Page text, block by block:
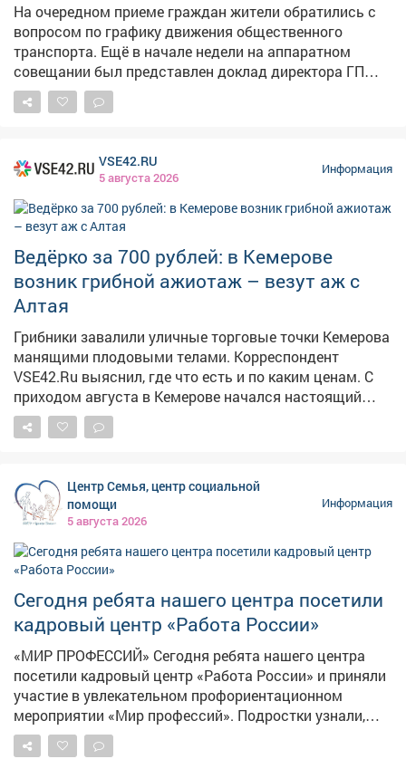
На очередном приеме граждан жители обратились с
вопросом по графику движения общественного
транспорта. Ещё в начале недели на аппаратном
совещании был представлен доклад директора ГП
АТП о работе предприятия. Было поручено учесть
пожелания жителей, хотя понимаю, что всем не
благоустройства дворов, капитального ремонта
домов, личные проблемы правового характера.
Попасть на прием по личным вопросам можно
каждые первую и третью среды месяца по адресу пр.
Строителей 18, общественная приемная граждан.
Предварительная запись по телефону: 2-75-04.
VSE42.RU
5 августа 2026
Информация
Ведёрко за 700 рублей: в Кемерове
возник грибной ажиотаж – везут аж с
Алтая
Грибники завалили уличные торговые точки Кемерова
манящими плодовыми телами. Корреспондент
VSE42.Ru выяснил, где что есть и по каким ценам. С
приходом августа в Кемерове начался настоящий
грибной бум: народные рынки так и распирает от
аппетитных грибочков, собранных вручную в лесу.
роскошные трофеи, а горожанам только и остаётся,
что разбирать лесное лакомство как горячие пирожки.
Центр Семья, центр социальной
помощи
5 августа 2026
Информация
Сегодня ребята нашего центра посетили
кадровый центр «Работа России»
«МИР ПРОФЕССИЙ» Сегодня ребята нашего центра
посетили кадровый центр «Работа России» и приняли
участие в увлекательном профориентационном
мероприятии «Мир профессий». Подростки узнали,
какие профессии востребованы в Кузбассе и стране,
чем они отличаются друг от друга и какую пользу